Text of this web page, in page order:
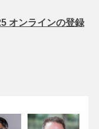
オンラインの登録